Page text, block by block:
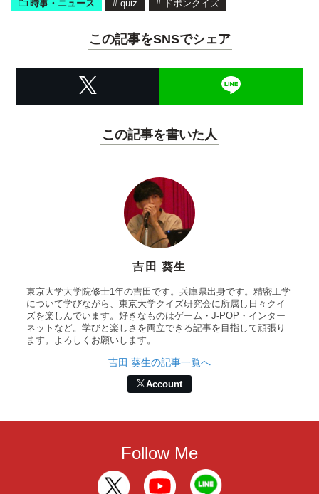
時事・ニュース # quiz # ドボンクイズ
この記事をSNSでシェア
この記事を書いた人
吉田 葵生
東京大学大学院修士1年の吉田です。兵庫県出身です。精密工学
について学びながら、東京大学クイズ研究会に所属し日々クイ
ズを楽しんでいます。好きなものはゲーム・J-POP・インター
ネットなど。学びと楽しさを両立できる記事を目指して頑張り
ます。よろしくお願いします。
吉田 葵生の記事一覧へ
Account
Follow Me